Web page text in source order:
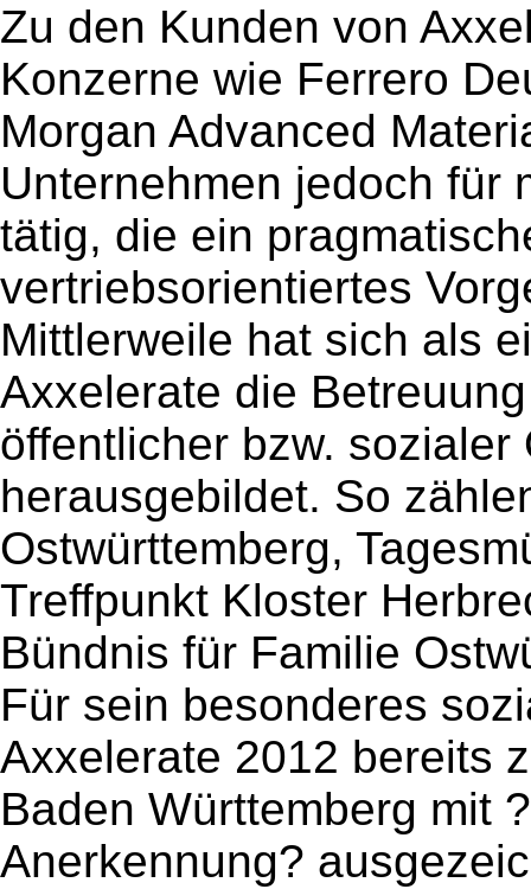
Zu den Kunden von
Konzerne wie Ferrero
Morgan Advanced
Unternehmen jedoch für
tätig, die ein
vertriebsorientiertes
Mittlerweile hat sich als
Axxelerate die
öffentlicher bzw. sozialer
herausgebildet. So
Ostwürttemberg,
Treffpunkt Kloster
Bündnis für Familie
Für sein besonderes
Axxelerate 2012 bereits
Baden Württemberg mit
Anerkennung?